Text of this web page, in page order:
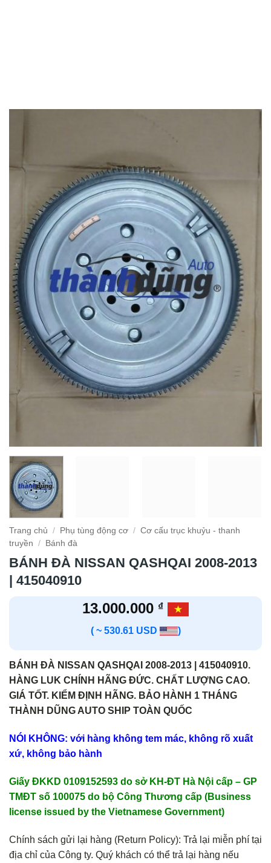
Trang chủ / Phụ tùng động cơ / Cơ cấu trục khuỷu - thanh
truyền
/ Bánh đà
BÁNH ĐÀ NISSAN QASHQAI 2008-2013
| 415040910
13.000.000 ₫
( ~ 530.61 USD )
BÁNH ĐÀ NISSAN QASHQAI 2008-2013 | 415040910.
HÀNG LUK CHÍNH HÃNG ĐỨC. CHẤT LƯỢNG CAO.
GIÁ TỐT. KIỂM ĐỊNH HÃNG. BẢO HÀNH 1 THÁNG
THÀNH DŨNG AUTO SHIP TOÀN QUỐC
NÓI KHÔNG: với hàng không tem mác, không rõ xuất
xứ, không bảo hành
Giấy ĐKKD 0109152593 do sở KH-ĐT Hà Nội cấp – GP
TMĐT số 100075 do bộ Công Thương cấp (Business
license issued by the Vietnamese Government)
Chính sách gửi lại hàng (Return Policy): Trả lại miễn phí tại
địa chỉ của Công ty. Quý khách có thể trả lại hàng nếu